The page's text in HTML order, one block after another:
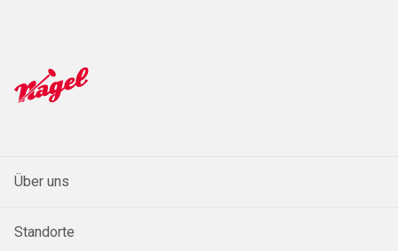
Über uns
Standorte